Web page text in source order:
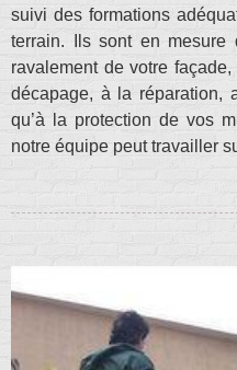
suivi des formations
terrain. Ils sont en mesure
ravalement de votre
décapage, à la réparation,
qu’à la protection de vos
notre équipe peut travailler